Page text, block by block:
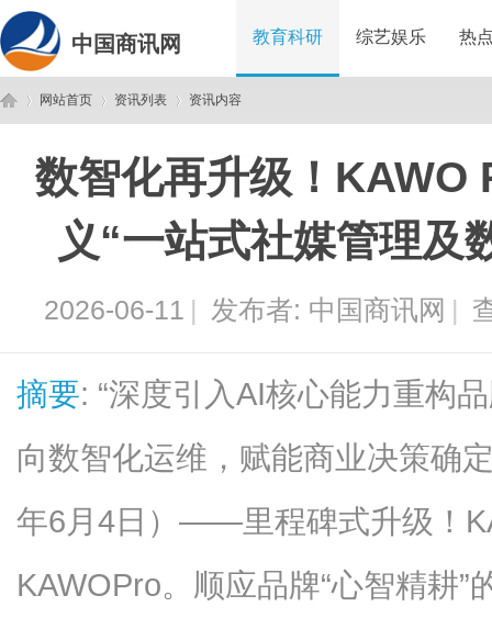
中国商讯网 教育科研 综艺娱乐 热
网站首页
›
资讯列表
›
资讯内容
数智化再升级！KAWO
义“一站式社媒管理及
2026-06-11 | 发布者: 中国商讯网 |
摘要: “深度引入AI核心能力重构
向数智化运维，赋能商业决策确
年6月4日）——里程碑式升级！
KAWOPro。顺应品牌“心智精耕